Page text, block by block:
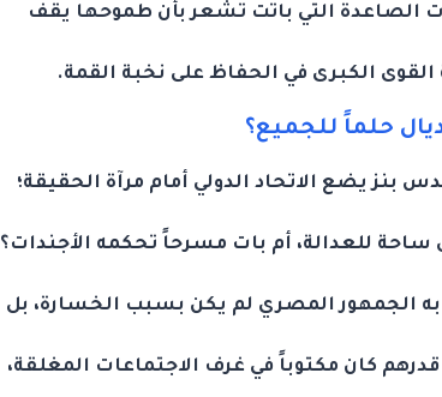
الصاعدة التي باتت تشعر بأن طموحها يقف
الكبرى في الحفاظ على نخبة القمة.
حلماً للجميع؟
بنز يضع الاتحاد الدولي أمام مرآة الحقيقة؛
ساحة للعدالة، أم بات مسرحاً تحكمه الأجندات؟
الجمهور المصري لم يكن بسبب الخسارة، بل
كان مكتوباً في غرف الاجتماعات المغلقة،